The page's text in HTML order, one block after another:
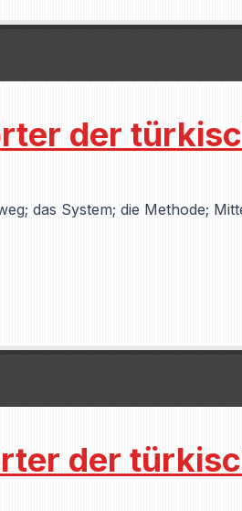
der
das System; die Methode;
der